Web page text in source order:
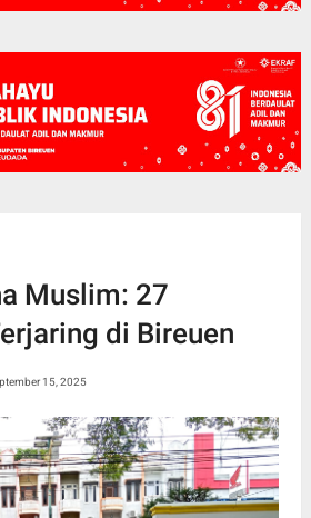
Muslim: 27
di Bireuen
15, 2025